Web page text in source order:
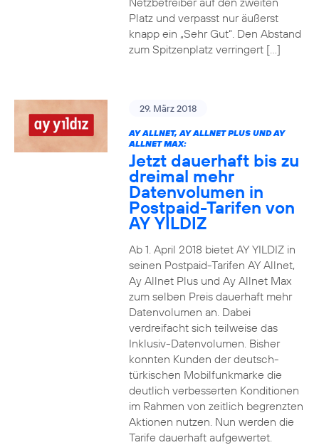
Platz und verpasst nur äußerst
knapp ein „Sehr Gut“. Den Abstand
zum Spitzenplatz verringert […]
29. März 2018
AY ALLNET, AY ALLNET PLUS UND AY
ALLNET MAX:
Jetzt dauerhaft bis zu
dreimal mehr
Datenvolumen in
Postpaid-Tarifen von
AY YILDIZ
Ab 1. April 2018 bietet AY YILDIZ in
seinen Postpaid-Tarifen AY Allnet,
Ay Allnet Plus und Ay Allnet Max
zum selben Preis dauerhaft mehr
Datenvolumen an. Dabei
verdreifacht sich teilweise das
Inklusiv-Datenvolumen. Bisher
konnten Kunden der deutsch-
türkischen Mobilfunkmarke die
deutlich verbesserten Konditionen
im Rahmen von zeitlich begrenzten
Aktionen nutzen. Nun werden die
Tarife dauerhaft aufgewertet.